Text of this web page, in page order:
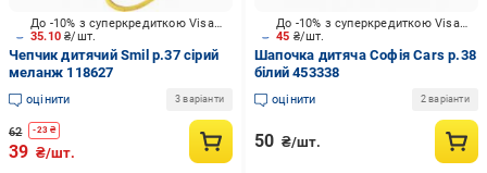
35.10₴/шт.
До -10% з суперкредиткою Visa Вигода
Чепчик дитячий Smil р.37 сірий
меланж 118627
оцінити 3 варіанти
62 -23 ₴
39 ₴/шт.
45 ₴/шт.
До -10% з суперкредиткою Visa Вигода
Шапочка дитяча Софія Cars р.38
білий 453338
оцінити 2 варіанти
50 ₴/шт.